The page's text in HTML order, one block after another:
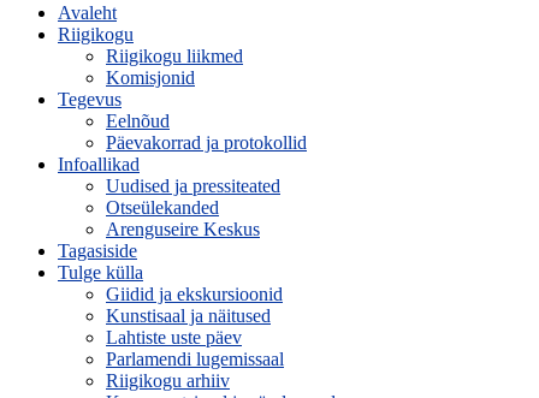
Avaleht
Riigikogu
Riigikogu liikmed
Komisjonid
Tegevus
Eelnõud
Päevakorrad ja protokollid
Infoallikad
Uudised ja pressiteated
Otseülekanded
Arenguseire Keskus
Tagasiside
Tulge külla
Giidid ja ekskursioonid
Kunstisaal ja näitused
Lahtiste uste päev
Parlamendi lugemissaal
Riigikogu arhiiv